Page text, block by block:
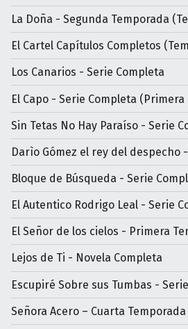
La Doña - Segunda Temporada
El Cartel Capítulos Completos
Los Canarios - Serie Completa
El Capo - Serie Completa
Sin Tetas No Hay Paraíso - Serie
Darìo Gómez el rey del despecho
Bloque de Búsqueda - Serie
El Autentico Rodrigo Leal - Serie
El Señor de los cielos - Primera
Lejos de Ti - Novela Completa
Escupiré Sobre sus Tumbas -
Señora Acero – Cuarta Temporada